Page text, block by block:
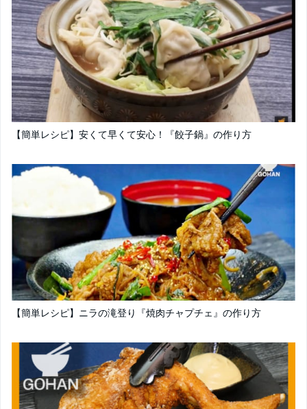
【簡単レシピ】安くて早くて安心！『餃子鍋』の作り方
【簡単レシピ】ニラの滝登り『焼肉チャプチェ』の作り方